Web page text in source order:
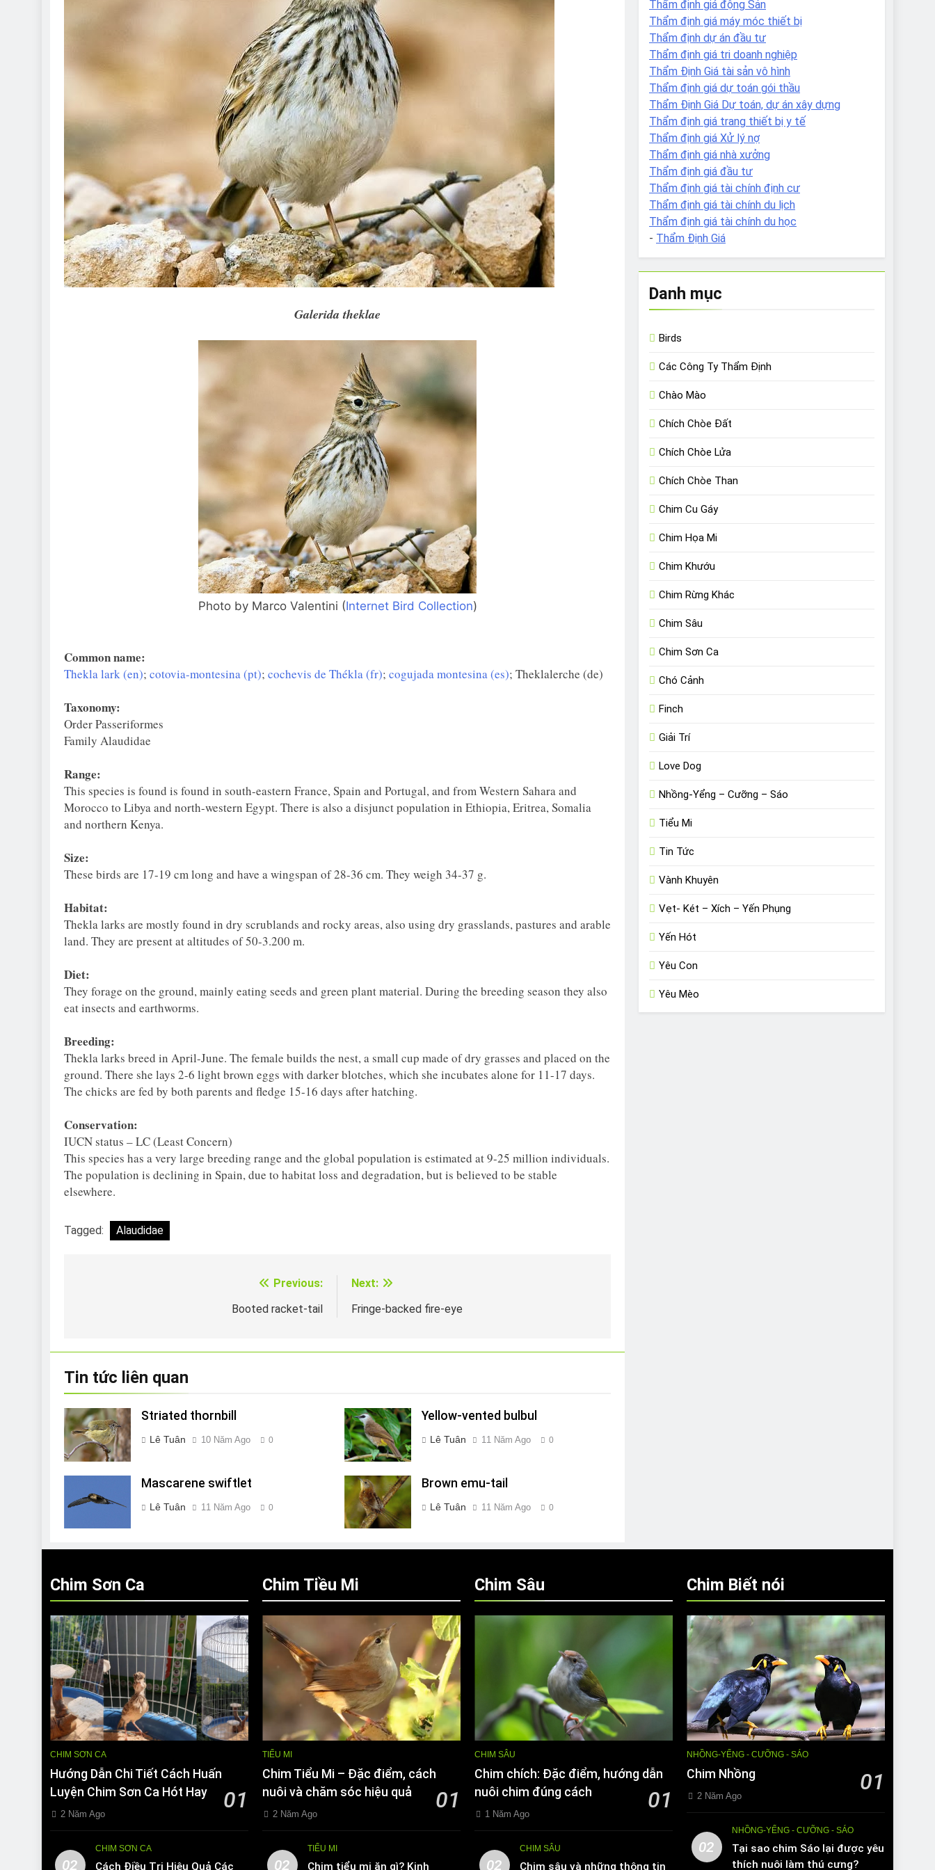
Galerida theklae
Photo by Marco Valentini (Internet Bird Collection)
Common name:
Thekla lark (en); cotovia-montesina (pt); cochevis de Thékla (fr); cogujada montesina (es); Theklalerche (de)
Taxonomy:
Order Passeriformes
Family Alaudidae
Range:
This species is found is found in south-eastern France, Spain and Portugal, and from Western Sahara and
Morocco to Libya and north-western Egypt. There is also a disjunct population in Ethiopia, Eritrea, Somalia
and northern Kenya.
Size:
These birds are 17-19 cm long and have a wingspan of 28-36 cm. They weigh 34-37 g.
Habitat:
Thekla larks are mostly found in dry scrublands and rocky areas, also using dry grasslands, pastures and arable
land. They are present at altitudes of 50-3.200 m.
Diet:
They forage on the ground, mainly eating seeds and green plant material. During the breeding season they also
eat insects and earthworms.
Breeding:
Thekla larks breed in April-June. The female builds the nest, a small cup made of dry grasses and placed on the
ground. There she lays 2-6 light brown eggs with darker blotches, which she incubates alone for 11-17 days.
The chicks are fed by both parents and fledge 15-16 days after hatching.
Conservation:
IUCN status – LC (Least Concern)
This species has a very large breeding range and the global population is estimated at 9-25 million individuals.
The population is declining in Spain, due to habitat loss and degradation, but is believed to be stable
elsewhere.
Tagged: Alaudidae
Previous:
Booted racket-tail
Next:
Fringe-backed fire-eye
Tin tức liên quan
Striated thornbill
Lê Tuân 10 Năm Ago 0
Yellow-vented bulbul
Lê Tuân 11 Năm Ago 0
Mascarene swiftlet
Lê Tuân 11 Năm Ago 0
Brown emu-tail
Lê Tuân 11 Năm Ago 0
Thẩm định giá động Sản
Thẩm định giá máy móc thiết bị
Thẩm định dự án đầu tư
Thẩm định giá tri doanh nghiệp
Thẩm Định Giá tài sản vô hình
Thẩm định giá dự toán gói thầu
Thẩm Định Giá Dự toán, dự án xây dựng
Thẩm định giá trang thiết bị y tế
Thẩm định giá Xử lý nợ
Thẩm định giá nhà xưởng
Thẩm định giá đầu tư
Thẩm định giá tài chính định cư
Thẩm định giá tài chính du lịch
Thẩm định giá tài chính du học
- Thẩm Định Giá
Danh mục
Birds
Các Công Ty Thẩm Định
Chào Mào
Chích Chòe Đất
Chích Chòe Lửa
Chích Chòe Than
Chim Cu Gáy
Chim Họa Mi
Chim Khướu
Chim Rừng Khác
Chim Sâu
Chim Sơn Ca
Chó Cảnh
Finch
Giải Trí
Love Dog
Nhồng-Yểng – Cưỡng – Sáo
Tiểu Mi
Tin Tức
Vành Khuyên
Vẹt- Két – Xích – Yến Phụng
Yến Hót
Yêu Con
Yêu Mèo
Chim Sơn Ca
CHIM SƠN CA
Hướng Dẫn Chi Tiết Cách Huấn
Luyện Chim Sơn Ca Hót Hay
01
2 Năm Ago
02
CHIM SƠN CA
Cách Điều Trị Hiệu Quả Các
Chim Tiều Mi
TIỂU MI
Chim Tiểu Mi – Đặc điểm, cách
nuôi và chăm sóc hiệu quả
01
2 Năm Ago
02
TIỂU MI
Chim tiểu mi ăn gì? Kinh
Chim Sâu
CHIM SÂU
Chim chích: Đặc điểm, hướng dẫn
nuôi chim đúng cách
01
1 Năm Ago
02
CHIM SÂU
Chim sâu và những thông tin
Chim Biết nói
NHỒNG-YỂNG - CƯỠNG - SÁO
Chim Nhồng 01
2 Năm Ago
02
NHỒNG-YỂNG - CƯỠNG - SÁO
Tại sao chim Sáo lại được yêu
thích nuôi làm thú cưng?